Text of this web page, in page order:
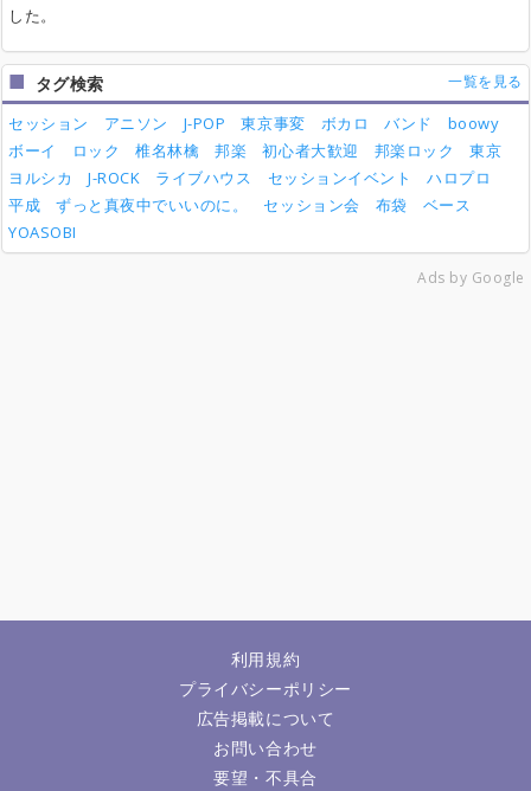
した。
タグ検索 一覧を見る
セッション アニソン J-POP 東京事変 ボカロ バンド
boowy
ボーイ
ロック 椎名林檎 邦楽 初心者大歓迎 邦楽ロック
東京
ヨルシカ
J-ROCK ライブハウス セッションイベント
ハロプロ
平成
ずっと真夜中でいいのに。 セッション会 布袋
ベース
YOASOBI
Ads by Google
利用規約
プライバシーポリシー
広告掲載について
お問い合わせ
要望・不具合